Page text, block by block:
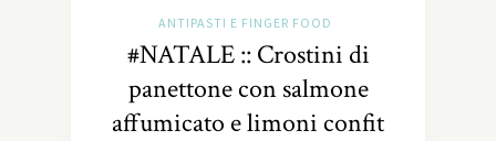
ANTIPASTI E FINGER FOOD
#NATALE :: Crostini di
panettone con salmone
affumicato e limoni confit